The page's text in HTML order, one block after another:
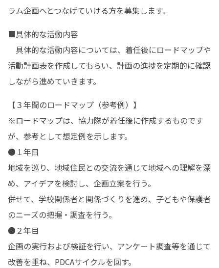
ラム企画へとつなげていける方を募集します。
■具体的な活動内容
具体的な活動内容については、着任後にロードマップや
活動計画表を作成してもらい、計画の進捗を定期的に確認
しながら進めていきます。
【３年間のロードマップ（参考例）】
※ロードマップは、協力隊が着任後に作成するものです
が、参考として想定例を示します。
●１年目
地域を巡り、地域住民との交流を通じて地域への理解を深
め、アイデアを検討し、企画立案を行う。
併せて、学校関係者と関係づくりを進め、子どもや保護者
のニーズの把握・調査を行う。
●２年目
企画の実行および検証を行い、アンケート調査等を通じて
改善を重ね、PDCAサイクルを回す。